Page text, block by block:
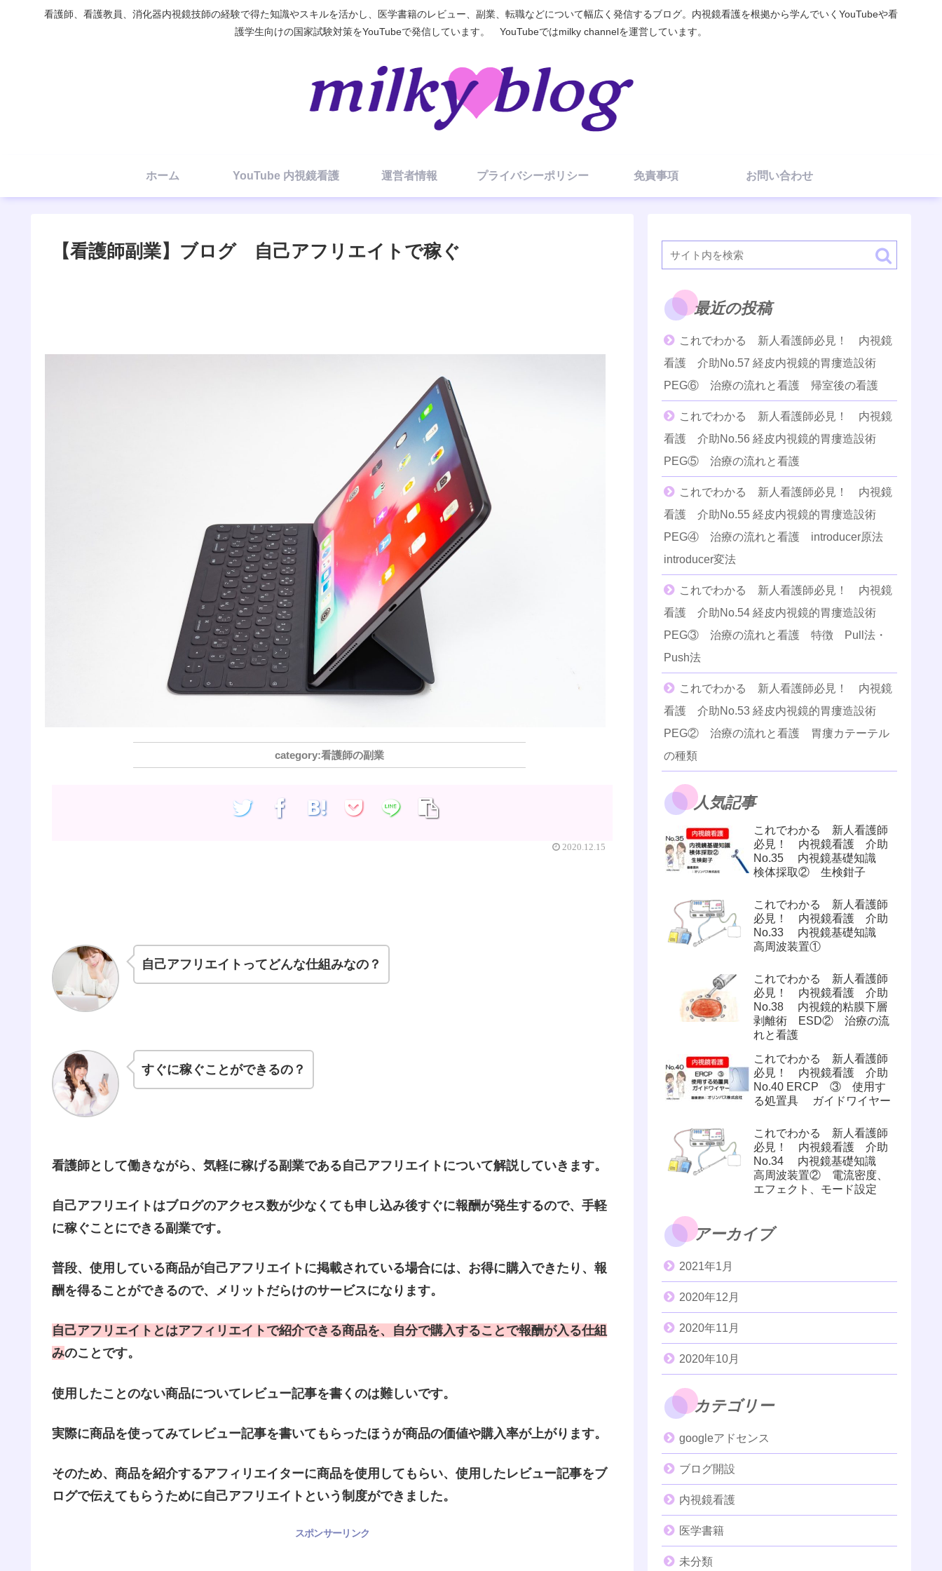
看護師、看護教員、消化器内視鏡技師の経験で得た知識やスキルを活かし、医学書籍のレビュー、副業、転職などについて幅広く発信するブログ。内視鏡看護を根拠から学んでいくYouTubeや看
護学生向けの国家試験対策をYouTubeで発信しています。 YouTubeではmilky channelを運営しています。
ホーム YouTube 内視鏡看護 運営者情報 プライバシーポリシー 免責事項 お問い合わせ
【看護師副業】ブログ 自己アフリエイトで稼ぐ
看護師の副業
2020.12.15
自己アフリエイトってどんな仕組みなの？
すぐに稼ぐことができるの？
看護師として働きながら、気軽に稼げる副業である自己アフリエイトについて解説していきます。
自己アフリエイトはブログのアクセス数が少なくても申し込み後すぐに報酬が発生するので、手軽
に稼ぐことにできる副業です。
普段、使用している商品が自己アフリエイトに掲載されている場合には、お得に購入できたり、報
酬を得ることができるので、メリットだらけのサービスになります。
自己アフリエイトとはアフィリエイトで紹介できる商品を、自分で購入することで報酬が入る仕組
みのことです。
使用したことのない商品についてレビュー記事を書くのは難しいです。
実際に商品を使ってみてレビュー記事を書いてもらったほうが商品の価値や購入率が上がります。
そのため、商品を紹介するアフィリエイターに商品を使用してもらい、使用したレビュー記事をブ
ログで伝えてもらうために自己アフリエイトという制度ができました。
スポンサーリンク
最近の投稿
これでわかる 新人看護師必見！ 内視鏡
看護 介助No.57 経皮内視鏡的胃瘻造設術
PEG⑥ 治療の流れと看護 帰室後の看護
これでわかる 新人看護師必見！ 内視鏡
看護 介助No.56 経皮内視鏡的胃瘻造設術
PEG⑤ 治療の流れと看護
これでわかる 新人看護師必見！ 内視鏡
看護 介助No.55 経皮内視鏡的胃瘻造設術
PEG④ 治療の流れと看護 introducer原法
introducer変法
これでわかる 新人看護師必見！ 内視鏡
看護 介助No.54 経皮内視鏡的胃瘻造設術
PEG③ 治療の流れと看護 特徴 Pull法・
Push法
これでわかる 新人看護師必見！ 内視鏡
看護 介助No.53 経皮内視鏡的胃瘻造設術
PEG② 治療の流れと看護 胃瘻カテーテル
の種類
人気記事
これでわかる 新人看護師
必見！ 内視鏡看護 介助
No.35 内視鏡基礎知識
検体採取② 生検鉗子
これでわかる 新人看護師
必見！ 内視鏡看護 介助
No.33 内視鏡基礎知識
高周波装置①
これでわかる 新人看護師
必見！ 内視鏡看護 介助
No.38 内視鏡的粘膜下層
剥離術 ESD② 治療の流
れと看護
これでわかる 新人看護師
必見！ 内視鏡看護 介助
No.40 ERCP ③ 使用す
る処置具 ガイドワイヤー
これでわかる 新人看護師
必見！ 内視鏡看護 介助
No.34 内視鏡基礎知識
高周波装置② 電流密度、
エフェクト、モード設定
アーカイブ
2021年1月
2020年12月
2020年11月
2020年10月
カテゴリー
googleアドセンス
ブログ開設
内視鏡看護
医学書籍
未分類